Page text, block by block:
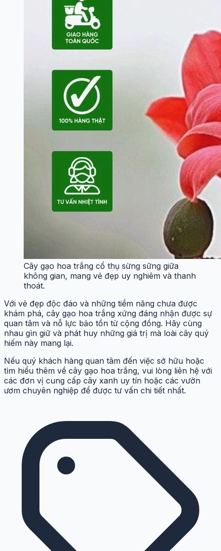
Cây gạo hoa trắng cổ thụ sừng sững giữa
không gian, mang vẻ đẹp uy nghiêm và thanh
thoát.
Với vẻ đẹp độc đáo và những tiềm năng chưa được
khám phá, cây gạo hoa trắng xứng đáng nhận được sự
quan tâm và nỗ lực bảo tồn từ cộng đồng. Hãy cùng
nhau gìn giữ và phát huy những giá trị mà loài cây quý
hiếm này mang lại.
Nếu quý khách hàng quan tâm đến việc sở hữu hoặc
tìm hiểu thêm về cây gạo hoa trắng, vui lòng liên hệ với
các đơn vị cung cấp cây xanh uy tín hoặc các vườn
ươm chuyên nghiệp để được tư vấn chi tiết nhất.